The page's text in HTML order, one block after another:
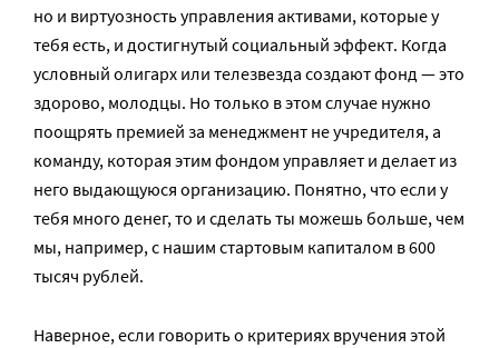
но и виртуозность управления активами, которые у
тебя есть, и достигнутый социальный эффект. Когда
условный олигарх или телезвезда создают фонд — это
здорово, молодцы. Но только в этом случае нужно
поощрять премией за менеджмент не учредителя, а
команду, которая этим фондом управляет и делает из
него выдающуюся организацию. Понятно, что если у
тебя много денег, то и сделать ты можешь больше, чем
мы, например, с нашим стартовым капиталом в 600
тысяч рублей.
Наверное, если говорить о критериях вручения этой